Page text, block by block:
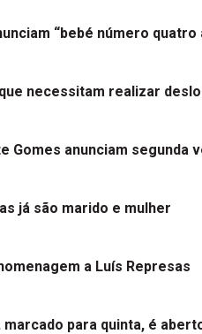
“bebé número quatro
necessitam realizar
Gomes anunciam segunda
já são marido e mulher
a Luís Represas
para quinta, é